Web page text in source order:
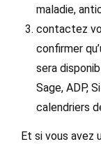
maladie,
contactez
confirmer
sera
Sage, ADP,
calendriers
Et si vous avez